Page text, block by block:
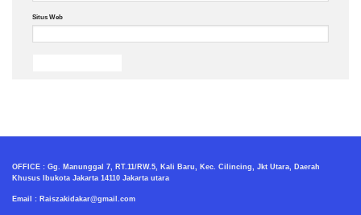
Situs Web
OFFICE : Gg. Manunggal 7, RT.11/RW.5, Kali Baru, Kec. Cilincing, Jkt Utara, Daerah
Khusus Ibukota Jakarta 14110 Jakarta utara
Email : Raiszakidakar@gmail.com